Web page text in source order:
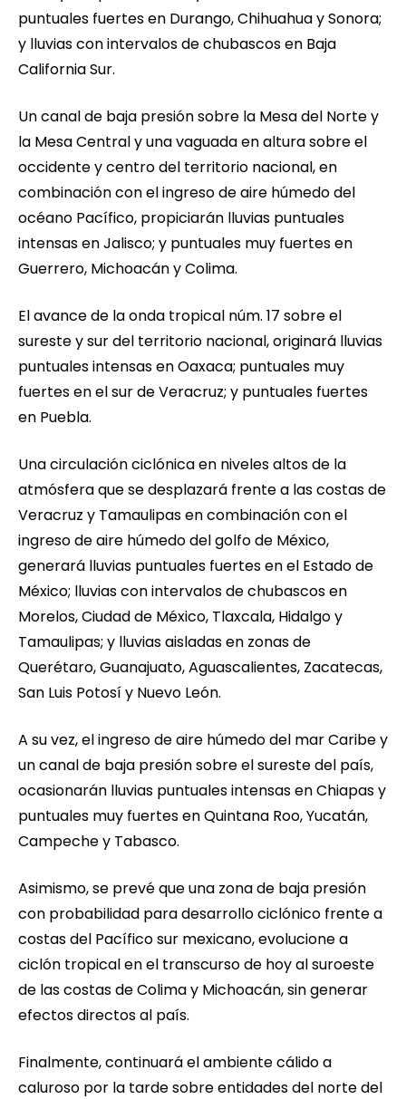
puntuales fuertes en Durango, Chihuahua y Sonora;
y lluvias con intervalos de chubascos en Baja
California Sur.
Un canal de baja presión sobre la Mesa del Norte y
la Mesa Central y una vaguada en altura sobre el
occidente y centro del territorio nacional, en
combinación con el ingreso de aire húmedo del
océano Pacífico, propiciarán lluvias puntuales
intensas en Jalisco; y puntuales muy fuertes en
Guerrero, Michoacán y Colima.
El avance de la onda tropical núm. 17 sobre el
sureste y sur del territorio nacional, originará lluvias
puntuales intensas en Oaxaca; puntuales muy
fuertes en el sur de Veracruz; y puntuales fuertes
en Puebla.
Una circulación ciclónica en niveles altos de la
atmósfera que se desplazará frente a las costas de
Veracruz y Tamaulipas en combinación con el
ingreso de aire húmedo del golfo de México,
generará lluvias puntuales fuertes en el Estado de
México; lluvias con intervalos de chubascos en
Morelos, Ciudad de México, Tlaxcala, Hidalgo y
Tamaulipas; y lluvias aisladas en zonas de
Querétaro, Guanajuato, Aguascalientes, Zacatecas,
San Luis Potosí y Nuevo León.
A su vez, el ingreso de aire húmedo del mar Caribe y
un canal de baja presión sobre el sureste del país,
ocasionarán lluvias puntuales intensas en Chiapas y
puntuales muy fuertes en Quintana Roo, Yucatán,
Campeche y Tabasco.
Asimismo, se prevé que una zona de baja presión
con probabilidad para desarrollo ciclónico frente a
costas del Pacífico sur mexicano, evolucione a
ciclón tropical en el transcurso de hoy al suroeste
de las costas de Colima y Michoacán, sin generar
efectos directos al país.
Finalmente, continuará el ambiente cálido a
caluroso por la tarde sobre entidades del norte del